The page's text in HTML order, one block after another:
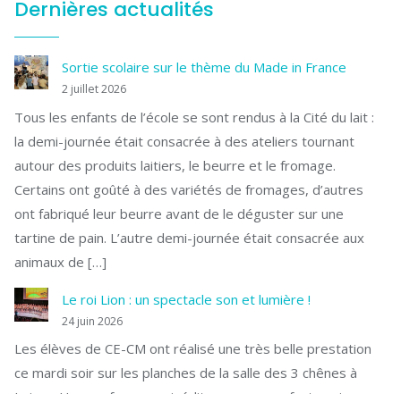
Dernières actualités
Sortie scolaire sur le thème du Made in France
2 juillet 2026
Tous les enfants de l’école se sont rendus à la Cité du lait :
la demi-journée était consacrée à des ateliers tournant
autour des produits laitiers, le beurre et le fromage.
Certains ont goûté à des variétés de fromages, d’autres
ont fabriqué leur beurre avant de le déguster sur une
tartine de pain. L’autre demi-journée était consacrée aux
animaux de […]
Le roi Lion : un spectacle son et lumière !
24 juin 2026
Les élèves de CE-CM ont réalisé une très belle prestation
ce mardi soir sur les planches de la salle des 3 chênes à